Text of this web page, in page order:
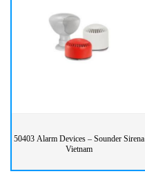
50403 Alarm Devices – Sounder Sirena
Vietnam